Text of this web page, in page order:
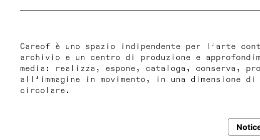
Careof è uno spazio indipendente per l'arte
archivio e un centro di produzione e
media: realizza, espone, cataloga, conserva,
all'immagine in movimento, in una dimensione
circolare.